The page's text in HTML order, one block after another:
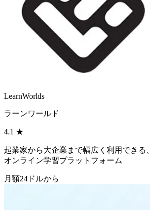
LearnWorlds
ラーンワールド
4.1 ★
起業家から大企業まで幅広く利用できる
オンライン学習プラットフォーム
月額24ドルから